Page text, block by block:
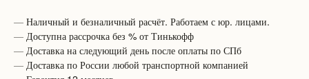
— Наличный и безналичный расчёт. Работаем с юр. лицами.
— Доступна рассрочка без % от Тинькофф
— Доставка на следующий день после оплаты по СПб
— Доставка по России любой транспортной компанией